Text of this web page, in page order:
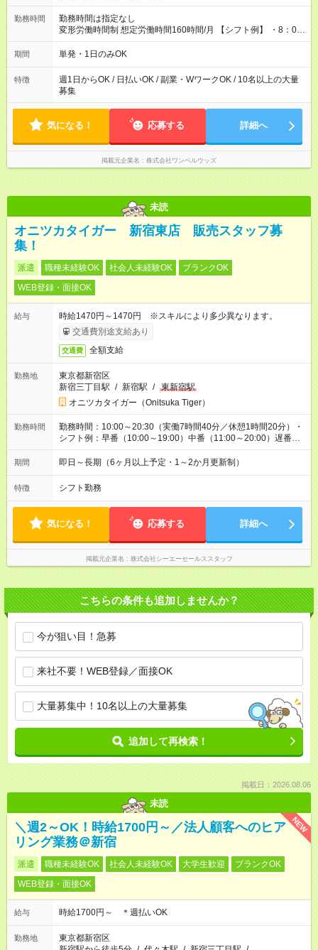
勤務時間
勤務時間は指定なし
変形労働時間制 想定労働時間160時間/月 【シフト例】 ・8：00
～21：00
期間 単発・1日のみOK
特徴
週1日からOK / 日払いOK / 副業・WワークOK / 10名以上の大量
募集
気になる！ 応募する 詳細へ
掲載元企業名 株式会社ワンベルウッズ
未読
オニツカタイガー 新宿東店 販売スタッフ募
集！
派遣 職種未経験OK 社会人未経験OK
ブランクOK
WEB登録・面接OK
給与
時給1470円～1470円 ※スキルにより多少異なります。
交通費別途支給あり
交通費 全額支給
勤務地
東京都新宿区
新宿三丁目駅 / 新宿駅 / 東新宿駅
オニツカタイガー（Onitsuka Tiger）
勤務時間
勤務時間：10:00～20:30（実働7時間40分／休憩1時間20分）・
シフト例：早番（10:00～19:00）中番（11:00～20:00）遅番
（11:30～20:30）
期間 即日～長期（6ヶ月以上予定・1～2か月更新制）
特徴 シフト勤務
気になる！ 応募する 詳細へ
掲載元企業名 株式会社シーエーセールススタッフ
こちらの条件も追加しませんか？
今が狙い目！急募
来社不要！WEB登録／面接OK
大量募集中！10名以上の大量募集
追加して再検索！
掲載日：2026.08.06
未読
NEW
＼週2～OK！時給1700円～／法人顧客へのヒア
リング業務＠新宿
派遣 職種未経験OK 社会人未経験OK 大学生歓迎
ブランクOK
WEB登録・面接OK
給与 時給1700円～ ＊週払いOK
勤務地
東京都新宿区